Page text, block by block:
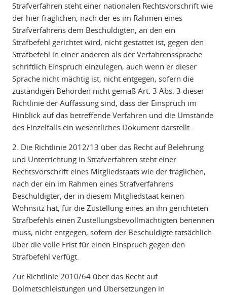
Strafverfahren steht einer nationalen Rechtsvorschrift wie
der hier fraglichen, nach der es im Rahmen eines
Strafverfahrens dem Beschuldigten, an den ein
Strafbefehl gerichtet wird, nicht gestattet ist, gegen den
Strafbefehl in einer anderen als der Verfahrenssprache
schriftlich Einspruch einzulegen, auch wenn er dieser
Sprache nicht mächtig ist, nicht entgegen, sofern die
zuständigen Behörden nicht gemäß Art. 3 Abs. 3 dieser
Richtlinie der Auffassung sind, dass der Einspruch im
Hinblick auf das betreffende Verfahren und die Umstände
des Einzelfalls ein wesentliches Dokument darstellt.
2. Die Richtlinie 2012/13 über das Recht auf Belehrung
und Unterrichtung in Strafverfahren steht einer
Rechtsvorschrift eines Mitgliedstaats wie der fraglichen,
nach der ein im Rahmen eines Strafverfahrens
Beschuldigter, der in diesem Mitgliedstaat keinen
Wohnsitz hat, für die Zustellung eines an ihn gerichteten
Strafbefehls einen Zustellungsbevollmächtigten benennen
muss, nicht entgegen, sofern der Beschuldigte tatsächlich
über die volle Frist für einen Einspruch gegen den
Strafbefehl verfügt.
Zur Richtlinie 2010/64 über das Recht auf
Dolmetschleistungen und Übersetzungen in